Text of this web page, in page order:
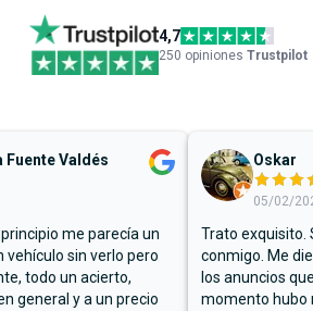
4,7
250 opiniones Trustpilot
Valdés
me parecía un
vehículo sin verlo pero
todo un acierto,
general y a un precio
Oskar
05/02/
Trato exquisito.
conmigo. Me
los anuncios
momento hubo